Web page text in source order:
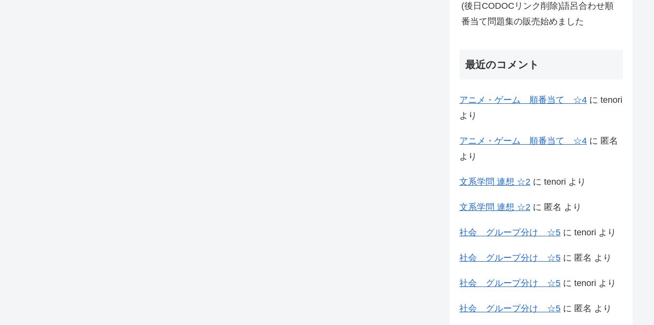
(後日CODOCリンク削除)語呂合わせ順
番当て問題集の販売始めました
最近のコメント
アニメ・ゲーム 順番当て ☆4 に tenori
より
アニメ・ゲーム 順番当て ☆4 に 匿名
より
文系学問 連想 ☆2 に tenori より
文系学問 連想 ☆2 に 匿名 より
社会 グループ分け ☆5 に tenori より
社会 グループ分け ☆5 に 匿名 より
社会 グループ分け ☆5 に tenori より
社会 グループ分け ☆5 に 匿名 より